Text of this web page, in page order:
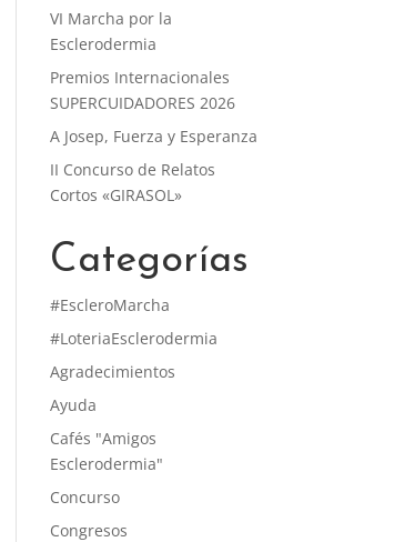
VI Marcha por la
Esclerodermia
Premios Internacionales
SUPERCUIDADORES 2026
A Josep, Fuerza y Esperanza
II Concurso de Relatos
Cortos «GIRASOL»
Categorías
#EscleroMarcha
#LoteriaEsclerodermia
Agradecimientos
Ayuda
Cafés "Amigos
Esclerodermia"
Concurso
Congresos